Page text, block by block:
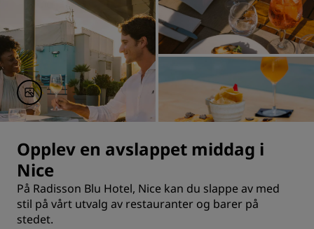
Opplev en avslappet middag i
Nice
På Radisson Blu Hotel, Nice kan du slappe av med
stil på vårt utvalg av restauranter og barer på
stedet.